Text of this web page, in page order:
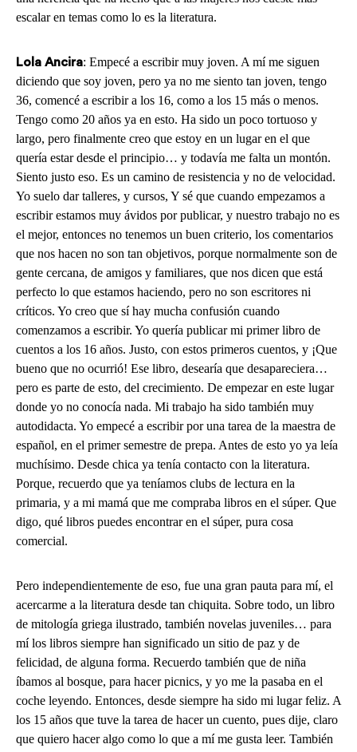
escalar en temas como lo es la literatura.
Lola Ancira: Empecé a escribir muy joven. A mí me siguen
diciendo que soy joven, pero ya no me siento tan joven, tengo
36, comencé a escribir a los 16, como a los 15 más o menos.
Tengo como 20 años ya en esto. Ha sido un poco tortuoso y
largo, pero finalmente creo que estoy en un lugar en el que
quería estar desde el principio… y todavía me falta un montón.
Siento justo eso. Es un camino de resistencia y no de velocidad.
Yo suelo dar talleres, y cursos, Y sé que cuando empezamos a
escribir estamos muy ávidos por publicar, y nuestro trabajo no es
el mejor, entonces no tenemos un buen criterio, los comentarios
que nos hacen no son tan objetivos, porque normalmente son de
gente cercana, de amigos y familiares, que nos dicen que está
perfecto lo que estamos haciendo, pero no son escritores ni
críticos. Yo creo que sí hay mucha confusión cuando
comenzamos a escribir. Yo quería publicar mi primer libro de
cuentos a los 16 años. Justo, con estos primeros cuentos, y ¡Que
bueno que no ocurrió! Ese libro, desearía que desapareciera…
pero es parte de esto, del crecimiento. De empezar en este lugar
donde yo no conocía nada. Mi trabajo ha sido también muy
autodidacta. Yo empecé a escribir por una tarea de la maestra de
español, en el primer semestre de prepa. Antes de esto yo ya leía
muchísimo. Desde chica ya tenía contacto con la literatura.
Porque, recuerdo que ya teníamos clubs de lectura en la
primaria, y a mi mamá que me compraba libros en el súper. Que
digo, qué libros puedes encontrar en el súper, pura cosa
comercial.
Pero independientemente de eso, fue una gran pauta para mí, el
acercarme a la literatura desde tan chiquita. Sobre todo, un libro
de mitología griega ilustrado, también novelas juveniles… para
mí los libros siempre han significado un sitio de paz y de
felicidad, de alguna forma. Recuerdo también que de niña
íbamos al bosque, para hacer picnics, y yo me la pasaba en el
coche leyendo. Entonces, desde siempre ha sido mi lugar feliz. A
los 15 años que tuve la tarea de hacer un cuento, pues dije, claro
que quiero hacer algo como lo que a mí me gusta leer. También